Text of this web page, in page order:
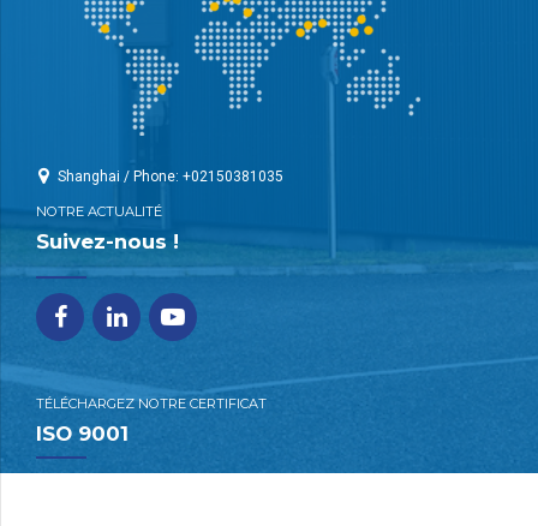
Shanghai / Phone: +02150381035
NOTRE ACTUALITÉ
Suivez-nous !
TÉLÉCHARGEZ NOTRE CERTIFICAT
ISO 9001